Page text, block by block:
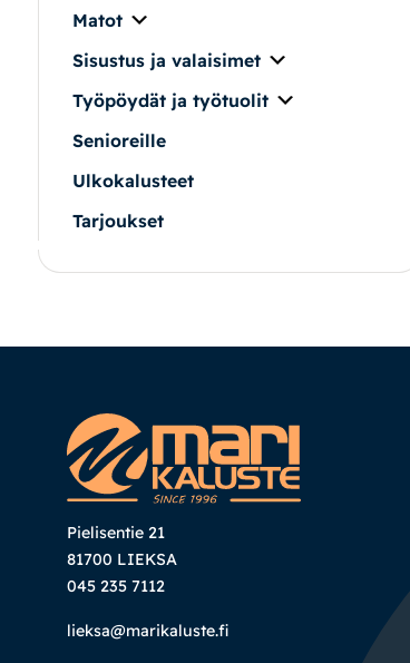
Valaisimet
Vuodesohvat
Senioreille
Matot
Sisustus ja valaisimet
Työpöydät ja työtuolit
Senioreille
Ulkokalusteet
Tarjoukset
Pielisentie 21
81700 LIEKSA
045 235 7112
lieksa@marikaluste.fi